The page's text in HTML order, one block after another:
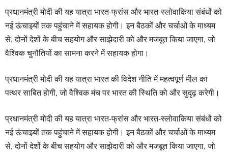
प्रधानमंत्री मोदी की यह यात्रा भारत-फ्रांस और भारत-स्लोवाकिया संबंधों को
नई ऊंचाइयों तक पहुंचाने में सहायक होगी। इन बैठकों और चर्चाओं के माध्यम
से, दोनों देशों के बीच सहयोग और साझेदारी को और मजबूत किया जाएगा, जो
वैश्विक चुनौतियों का सामना करने में सहायक होगा।
प्रधानमंत्री मोदी की यह यात्रा भारत की विदेश नीति में महत्वपूर्ण मील का
पत्थर साबित होगी, जो वैश्विक मंच पर भारत की स्थिति को और सुदृढ़ करेगी।
प्रधानमंत्री मोदी की यह यात्रा भारत-फ्रांस और भारत-स्लोवाकिया संबंधों को
नई ऊंचाइयों तक पहुंचाने में सहायक होगी। इन बैठकों और चर्चाओं के माध्यम
से, दोनों देशों के बीच सहयोग और साझेदारी को और मजबूत किया जाएगा, जो